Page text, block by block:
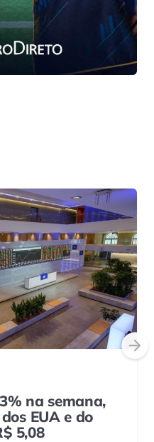
na semana,
EUA e do
5,08